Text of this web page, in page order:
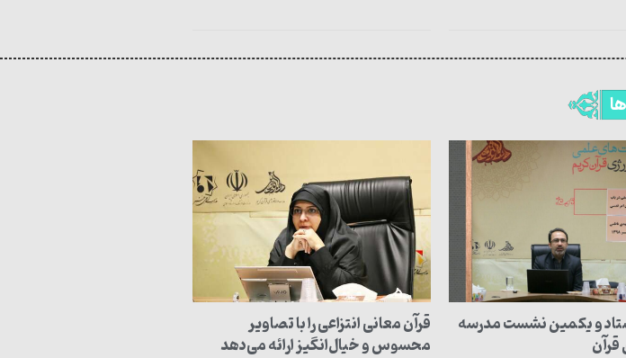
و یکمین نشست مدرسه
قرآن
قرآن معانی انتزاعی را با تصاویر
محسوس و خیال‌انگیز ارائه می‌دهد